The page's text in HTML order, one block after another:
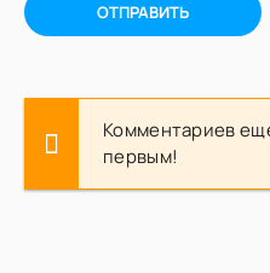
ОТПРАВИТЬ
Комментариев
первым!